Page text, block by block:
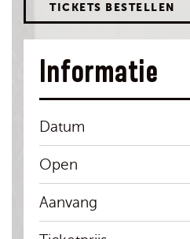
TICKETS BESTELLEN
Informatie
Datum
Open
Aanvang